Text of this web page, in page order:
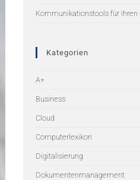
Kommunikationstools für
Kategorien
A+
Business
Cloud
Computerlexikon
Digitalisierung
Dokumentenmanagement